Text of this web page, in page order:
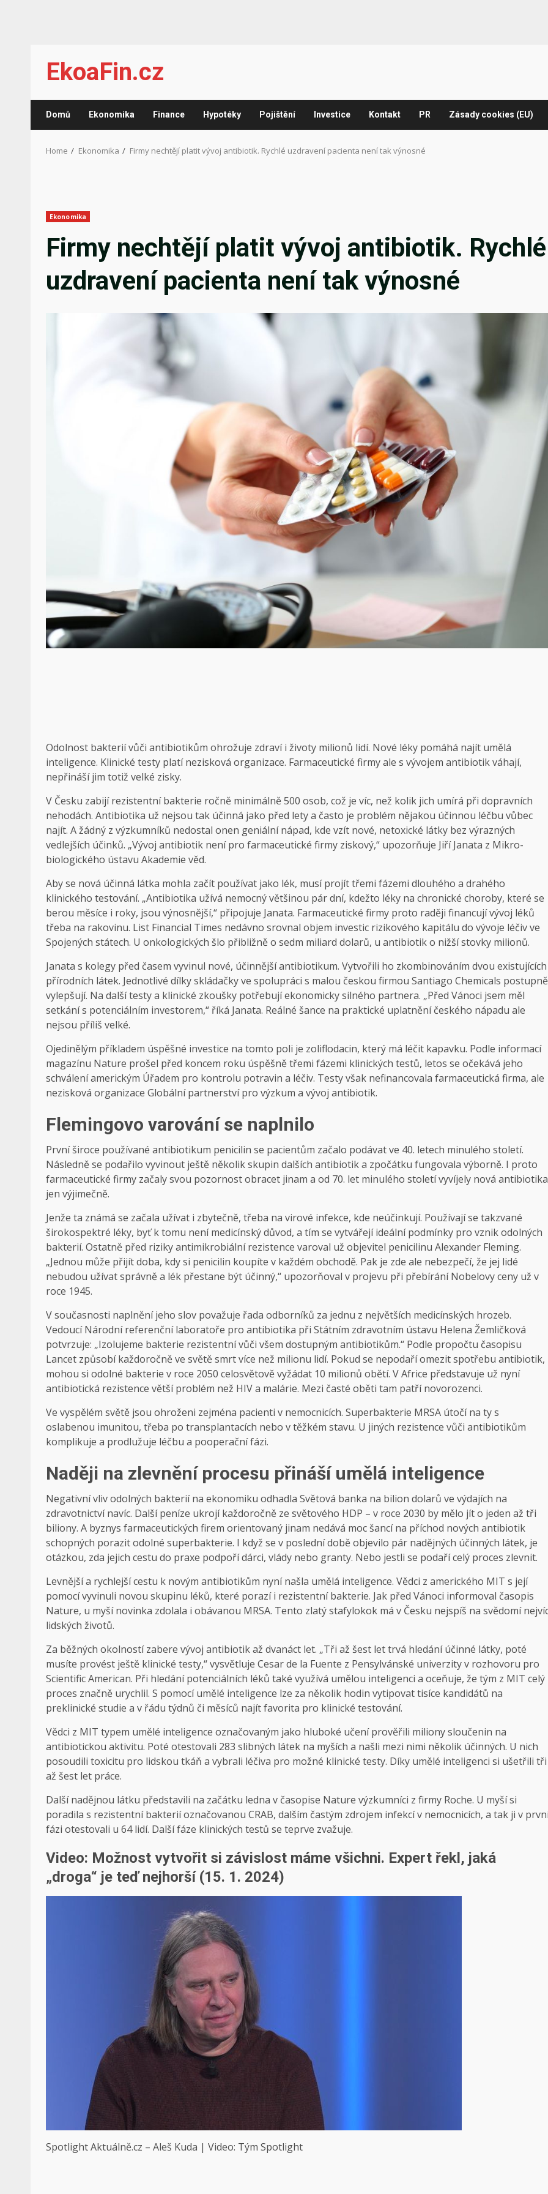
content
EkoaFin.cz
Domů Ekonomika Finance Hypotéky Pojištění Investice Kontakt PR Zásady cookies (EU)
Home Ekonomika Firmy nechtějí platit vývoj antibiotik. Rychlé uzdravení pacienta není tak výnosné
Ekonomika
Firmy nechtějí platit vývoj antibiotik. Rychlé
uzdravení pacienta není tak výnosné
Odolnost bakterií vůči antibiotikům ohrožuje zdraví i životy milionů lidí. Nové léky pomáhá najít umělá
inteligence. Klinické testy platí nezisková organizace. Farmaceutické firmy ale s vývojem antibiotik váhají,
nepřináší jim totiž velké zisky.
V Česku zabijí rezistentní bakterie ročně minimálně 500 osob, což je víc, než kolik jich umírá při dopravních
nehodách. Antibiotika už nejsou tak účinná jako před lety a často je problém nějakou účinnou léčbu vůbec
najít. A žádný z výzkumníků nedostal onen geniální nápad, kde vzít nové, netoxické látky bez výrazných
vedlejších účinků. „Vývoj antibiotik není pro farmaceutické firmy ziskový,“ upozorňuje Jiří Janata z Mikro­
biologického ústavu Akademie věd.
Aby se nová účinná látka mohla začít používat jako lék, musí projít třemi fázemi dlouhého a drahého
klinického testování. „Antibiotika užívá nemocný většinou pár dní, kdežto léky na chronické choroby, které se
berou měsíce i roky, jsou výnosnější,“ připojuje Janata. Farmaceutické firmy proto raději financují vývoj léků
třeba na rakovinu. List Financial Times nedávno srovnal objem investic rizikového kapitálu do vývoje léčiv ve
Spojených státech. U onkologických šlo přibližně o sedm miliard dolarů, u antibiotik o nižší stovky milionů.
Janata s kolegy před časem vyvinul nové, účinnější antibiotikum. Vytvořili ho zkombinováním dvou existujících
přírodních látek. Jednotlivé dílky skládačky ve spolupráci s malou českou firmou Santiago Chemicals postupně
vylepšují. Na další testy a klinické zkoušky potřebují ekonomicky silného partnera. „Před Vánoci jsem měl
setkání s potenciálním investorem,“ říká Janata. Reálné šance na praktické uplatnění českého nápadu ale
nejsou příliš velké.
Ojedinělým příkladem úspěšné investice na tomto poli je zoliflodacin, který má léčit kapavku. Podle informací
magazínu Nature prošel před koncem roku úspěšně třemi fázemi klinických testů, letos se očekává jeho
schválení americkým Úřadem pro kontrolu potravin a léčiv. Testy však nefinancovala farmaceutická firma, ale
nezisková organizace Globální partnerství pro výzkum a vývoj antibiotik.
Flemingovo varování se naplnilo
První široce používané antibiotikum penicilin se pacientům začalo podávat ve 40. letech minulého století.
Následně se podařilo vyvinout ještě několik skupin dalších antibiotik a zpočátku fungovala výborně. I proto
farmaceutické firmy začaly svou pozornost obracet jinam a od 70. let minulého století vyvíjely nová antibiotika
jen výjimečně.
Jenže ta známá se začala užívat i zbytečně, třeba na virové infekce, kde neúčinkují. Používají se takzvané
širokospektré léky, byť k tomu není medicínský důvod, a tím se vytvářejí ideální podmínky pro vznik odolných
bakterií. Ostatně před riziky antimikrobiální rezistence varoval už objevitel penicilinu Alexander Fleming.
„Jednou může přijít doba, kdy si penicilin koupíte v každém obchodě. Pak je zde ale nebezpečí, že jej lidé
nebudou užívat správně a lék přestane být účinný,“ upozorňoval v projevu při přebírání Nobelovy ceny už v
roce 1945.
V současnosti naplnění jeho slov považuje řada odborníků za jednu z největších medicínských hrozeb.
Vedoucí Národní referenční laboratoře pro antibiotika při Státním zdravotním ústavu Helena Žemličková
potvrzuje: „Izolujeme bakterie rezistentní vůči všem dostupným antibiotikům.“ Podle propočtu časopisu
Lancet způsobí každoročně ve světě smrt více než milionu lidí. Pokud se nepodaří omezit spotřebu antibiotik,
mohou si odolné bakterie v roce 2050 celosvětově vyžádat 10 milionů obětí. V Africe představuje už nyní
antibiotická rezistence větší problém než HIV a malárie. Mezi časté oběti tam patří novorozenci.
Ve vyspělém světě jsou ohroženi zejména pacienti v nemocnicích. Superbakterie MRSA útočí na ty s
oslabenou imunitou, třeba po transplantacích nebo v těžkém stavu. U jiných rezistence vůči antibiotikům
komplikuje a prodlužuje léčbu a pooperační fázi.
Naději na zlevnění procesu přináší umělá inteligence
Negativní vliv odolných bakterií na ekonomiku odhadla Světová banka na bilion dolarů ve výdajích na
zdravotnictví navíc. Další peníze ukrojí každoročně ze světového HDP – v roce 2030 by mělo jít o jeden až tři
biliony. A byznys farmaceutických firem orientovaný jinam nedává moc šancí na příchod nových antibiotik
schopných porazit odolné superbakterie. I když se v poslední době objevilo pár nadějných účinných látek, je
otázkou, zda jejich cestu do praxe podpoří dárci, vlády nebo granty. Nebo jestli se podaří celý proces zlevnit.
Levnější a rychlejší cestu k novým antibiotikům nyní našla umělá inteligence. Vědci z amerického MIT s její
pomocí vyvinuli novou skupinu léků, které porazí i rezistentní bakterie. Jak před Vánoci informoval časopis
Nature, u myší novinka zdolala i obávanou MRSA. Tento zlatý stafylokok má v Česku nejspíš na svědomí
lidských životů.
Za běžných okolností zabere vývoj antibiotik až dvanáct let. „Tři až šest let trvá hledání účinné látky, poté
musíte provést ještě klinické testy,“ vysvětluje Cesar de la Fuente z Pensylvánské univerzity v rozhovoru pro
Scientific American. Při hledání potenciálních léků také využívá umělou inteligenci a oceňuje, že tým z MIT celý
proces značně urychlil. S pomocí umělé inteligence lze za několik hodin vytipovat tisíce kandidátů na
preklinické studie a v řádu týdnů či měsíců najít favorita pro klinické testování.
Vědci z MIT typem umělé inteligence označovaným jako hluboké učení prověřili miliony sloučenin na
antibiotickou aktivitu. Poté otestovali 283 slibných látek na myších a našli mezi nimi několik účinných. U nich
posoudili toxicitu pro lidskou tkáň a vybrali léčiva pro možné klinické testy. Díky umělé inteligenci si ušetřili tři
až šest let práce.
Další nadějnou látku představili na začátku ledna v časopise Nature výzkumníci z firmy Roche. U myší si
poradila s rezistentní bakterií označovanou CRAB, dalším častým zdrojem infekcí v nemocnicích, a tak ji v
fázi otestovali u 64 lidí. Další fáze klinických testů se teprve zvažuje.
Video: Možnost vytvořit si závislost máme všichni. Expert řekl, jaká
„droga“ je teď nejhorší (15. 1. 2024)
Spotlight Aktuálně.cz – Aleš Kuda | Video: Tým Spotlight